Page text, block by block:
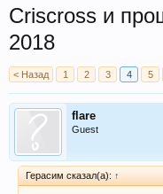
Criscross и
2018
< Назад 1 2 3 4 5
flare
Guest
Герасим сказал(а): ↑